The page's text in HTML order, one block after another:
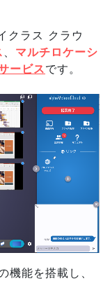
ラス クラウ
マルチロケーシ
ービスです。
機能を搭載し、